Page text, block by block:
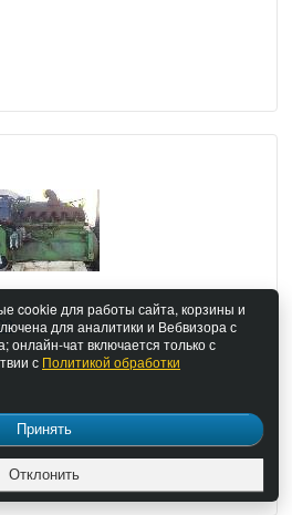
cookie для работы сайта, корзины и
для аналитики и Вебвизора с
онлайн-чат включается только с
с Политикой обработки
Принять
Отклонить